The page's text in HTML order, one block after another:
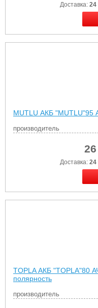
Доставка: 24
MUTLU АКБ "MUTLU"95
производитель
Доставка: 24
TOPLA АКБ "TOPLA"80
полярность
производитель